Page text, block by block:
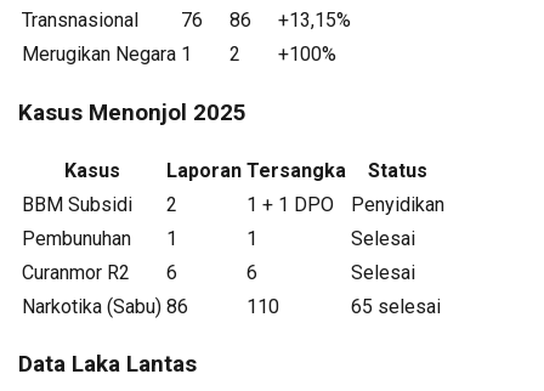
Transnasional
76 86
+13,15%
Merugikan Negara 1 2 +100%
Kasus Menonjol 2025
Kasus Laporan Tersangka
Status
BBM Subsidi
2 1 + 1 DPO
Penyidikan
Pembunuhan
1 1
Selesai
Curanmor R2
6 6
Selesai
Narkotika (Sabu) 86 110 65 selesai
Data Laka Lantas